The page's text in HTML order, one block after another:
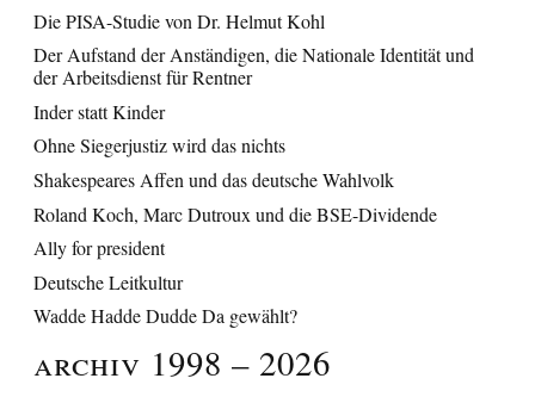
Die PISA-Studie von Dr. Helmut Kohl
Der Aufstand der Anständigen, die Nationale Identität und
der Arbeitsdienst für Rentner
Inder statt Kinder
Ohne Siegerjustiz wird das nichts
Shakespeares Affen und das deutsche Wahlvolk
Roland Koch, Marc Dutroux und die BSE-Dividende
Ally for president
Deutsche Leitkultur
Wadde Hadde Dudde Da gewählt?
Archiv 1998 – 2026